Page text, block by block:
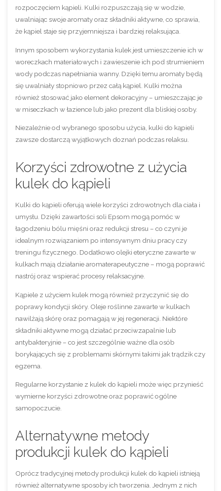
rozpoczęciem kąpieli. Kulki rozpuszczają się w wodzie,
uwalniając swoje aromaty oraz składniki aktywne, co sprawia,
że kąpiel staje się przyjemniejsza i bardziej relaksująca.
Innym sposobem wykorzystania kulek jest umieszczenie ich w
woreczkach materiałowych i zawieszenie ich pod strumieniem
wody podczas napełniania wanny. Dzięki temu aromaty będą
się uwalniały stopniowo przez całą kąpiel. Kulki można
również stosować jako element dekoracyjny – umieszczając je
w miseczkach w łazience lub jako prezent dla bliskiej osoby.
Niezależnie od wybranego sposobu użycia, kulki do kąpieli
zawsze dostarczą wyjątkowych doznań podczas relaksu.
Korzyści zdrowotne z użycia
kulek do kąpieli
Kulki do kąpieli oferują wiele korzyści zdrowotnych dla ciała i
umysłu. Dzięki zawartości soli Epsom mogą pomóc w
łagodzeniu bólu mięśni oraz redukcji stresu – co czyni je
idealnym rozwiązaniem po intensywnym dniu pracy czy
treningu fizycznego. Dodatkowo olejki eteryczne zawarte w
kulkach mają działanie aromaterapeutyczne – mogą poprawić
nastrój oraz wspierać procesy relaksacyjne.
Kąpiele z użyciem kulek mogą również przyczynić się do
poprawy kondycji skóry. Oleje roślinne zawarte w kulkach
nawilżają skórę oraz pomagają w jej regeneracji. Niektóre
składniki aktywne mogą działać przeciwzapalnie lub
antybakteryjnie – co jest szczególnie ważne dla osób
borykających się z problemami skórnymi takimi jak trądzik czy
egzema.
Regularne korzystanie z kulek do kąpieli może więc przynieść
wymierne korzyści zdrowotne oraz poprawić ogólne
samopoczucie.
Alternatywne metody
produkcji kulek do kąpieli
Oprócz tradycyjnej metody produkcji kulek do kąpieli istnieją
również alternatywne sposoby ich tworzenia. Jednym z nich